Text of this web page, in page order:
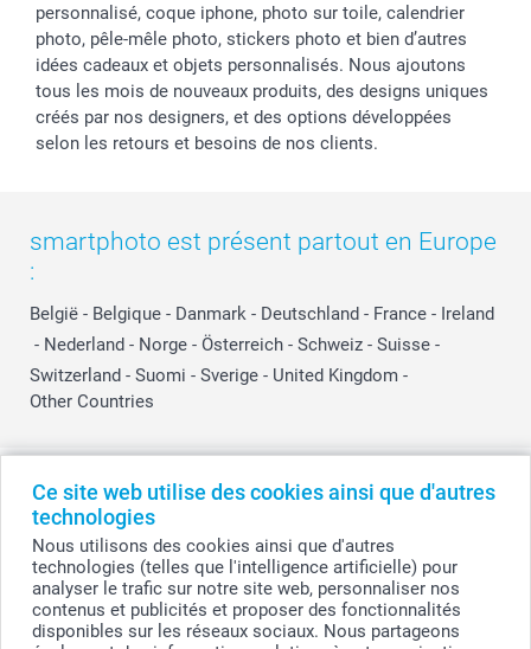
Ce site web utilise des cookies ainsi que d'autres
technologies
Nous utilisons des cookies ainsi que d'autres
technologies (telles que l'intelligence artificielle) pour
analyser le trafic sur notre site web, personnaliser nos
contenus et publicités et proposer des fonctionnalités
disponibles sur les réseaux sociaux. Nous partageons
personnalisé, coque iphone, photo sur toile, calendrier
photo, pêle-mêle photo, stickers photo et bien d’autres
idées cadeaux et objets personnalisés. Nous ajoutons
tous les mois de nouveaux produits, des designs uniques
créés par nos designers, et des options développées
selon les retours et besoins de nos clients.
smartphoto est présent partout en Europe
:
België - Belgique - Danmark - Deutschland - France - Ireland
- Nederland - Norge - Österreich - Schweiz - Suisse -
Switzerland - Suomi - Sverige - United Kingdom -
Other Countries
© smartphoto group. Tous droits réservés
smartphoto group SA.
Siège social : Kwatrechtsteenweg 160, 9230 Wetteren, Belgique
Numéro de TVA BE 0405.706.755
Numéro d'entreprise 0405.706.755.
Tous les prix sont en EURO (€), TVA incluse et hors frais de port.